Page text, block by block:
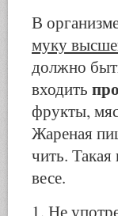
В
муку
должно
входить
фрукты,
Жареная
чить.
весе.
1. Не